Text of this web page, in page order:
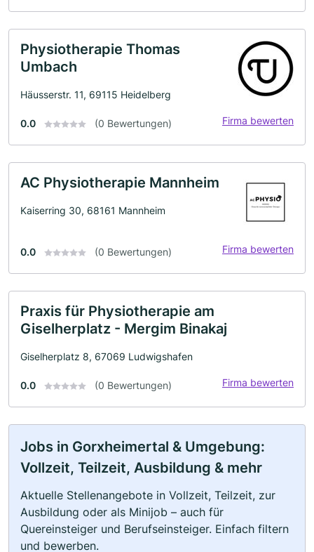
Physiotherapie Thomas
Umbach
Häusserstr. 11, 69115 Heidelberg
0.0 (0 Bewertungen) Firma bewerten
AC Physiotherapie Mannheim
Kaiserring 30, 68161 Mannheim
0.0 (0 Bewertungen) Firma bewerten
Praxis für Physiotherapie am
Giselherplatz - Mergim Binakaj
Giselherplatz 8, 67069 Ludwigshafen
0.0 (0 Bewertungen) Firma bewerten
Jobs in Gorxheimertal & Umgebung:
Vollzeit, Teilzeit, Ausbildung & mehr
Aktuelle Stellenangebote in Vollzeit, Teilzeit, zur
Ausbildung oder als Minijob – auch für
Quereinsteiger und Berufseinsteiger. Einfach filtern
und bewerben.